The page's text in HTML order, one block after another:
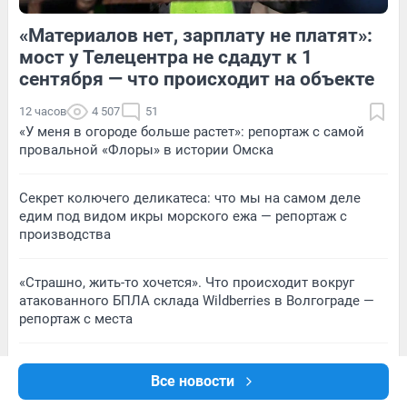
Все новости
Обсудить Обсудить
«Материалов нет, зарплату не платят»:
мост у Телецентра не сдадут к 1
сентября — что происходит на объекте
12 часов 4 507 51
«У меня в огороде больше растет»: репортаж с самой
провальной «Флоры» в истории Омска
Секрет колючего деликатеса: что мы на самом деле
едим под видом икры морского ежа — репортаж с
производства
«Страшно, жить-то хочется». Что происходит вокруг
атакованного БПЛА склада Wildberries в Волгограде —
репортаж с места
«Есть ли на свете матери, которые пережили всё это?»:
репортаж из затопленного села, где стихия убила
молодую художницу